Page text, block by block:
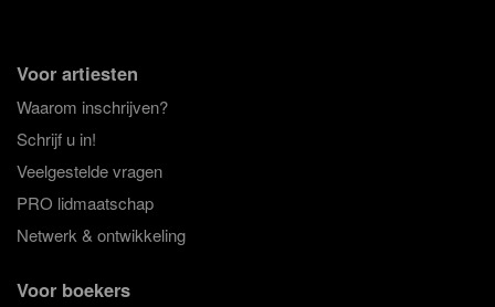
Voor artiesten
Waarom inschrijven?
Schrijf u in!
Veelgestelde vragen
PRO lidmaatschap
Netwerk & ontwikkeling
Voor boekers